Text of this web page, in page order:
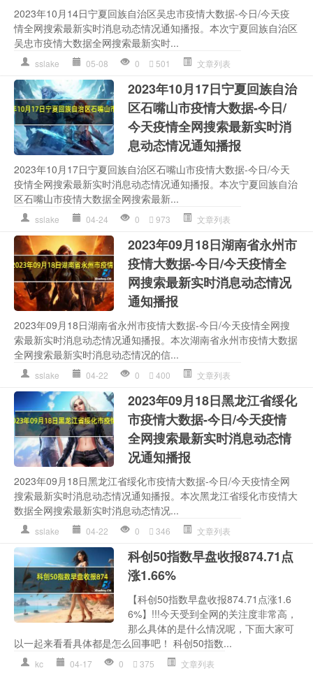
2023年10月14日宁夏回族自治区吴忠市疫情大数据-今日/今天疫
情全网搜索最新实时消息动态情况通知播报。本次宁夏回族自治区
吴忠市疫情大数据全网搜索最新实时...
sslake 05-08 0 501 文章列表
2023年10月17日宁夏回族自治
区石嘴山市疫情大数据-今日/
今天疫情全网搜索最新实时消
息动态情况通知播报
2023年10月17日宁夏回族自治区石嘴山市疫情大数据-今日/今天
疫情全网搜索最新实时消息动态情况通知播报。本次宁夏回族自治
区石嘴山市疫情大数据全网搜索最新...
sslake 04-24 0 973 文章列表
2023年09月18日湖南省永州市
疫情大数据-今日/今天疫情全
网搜索最新实时消息动态情况
通知播报
2023年09月18日湖南省永州市疫情大数据-今日/今天疫情全网搜
索最新实时消息动态情况通知播报。本次湖南省永州市疫情大数据
全网搜索最新实时消息动态情况的信...
sslake 04-22 0 400 文章列表
2023年09月18日黑龙江省绥化
市疫情大数据-今日/今天疫情
全网搜索最新实时消息动态情
况通知播报
2023年09月18日黑龙江省绥化市疫情大数据-今日/今天疫情全网
搜索最新实时消息动态情况通知播报。本次黑龙江省绥化市疫情大
数据全网搜索最新实时消息动态情况...
sslake 04-22 0 346 文章列表
科创50指数早盘收报874.71点
涨1.66%
【科创50指数早盘收报874.71点涨1.6
6%】!!!今天受到全网的关注度非常高，
那么具体的是什么情况呢，下面大家可
以一起来看看具体都是怎么回事吧！ 科创50指数...
kc 04-17 0 375 文章列表